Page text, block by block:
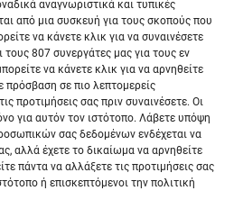
αναγνωριστικά και τυπικές
από μια συσκευή για τους σκοπούς που
να κάνετε κλικ για να συναινέσετε
807 συνεργάτες μας για τους εν
να κάνετε κλικ για να αρνηθείτε
πρόσβαση σε πιο λεπτομερείς
προτιμήσεις σας πριν συναινέσετε. Οι
για αυτόν τον ιστότοπο. Λάβετε υπόψη
σας δεδομένων ενδέχεται να
αλλά έχετε το δικαίωμα να αρνηθείτε
πάντα να αλλάξετε τις προτιμήσεις σας
ή επισκεπτόμενοι την πολιτική